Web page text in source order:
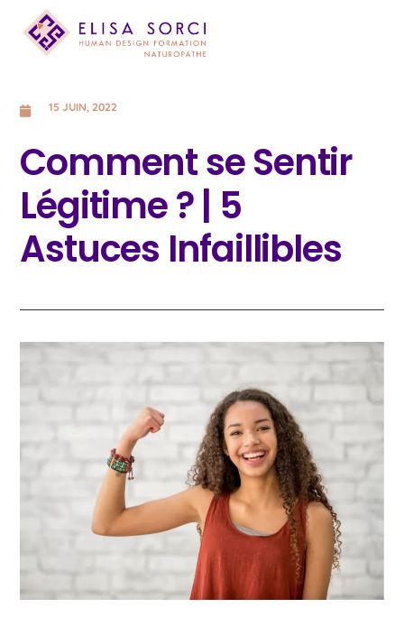
15 JUIN, 2022
Comment se Sentir
Légitime ? | 5
Astuces Infaillibles